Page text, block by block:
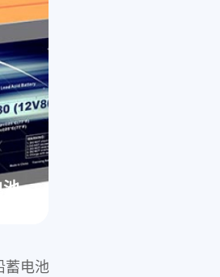
，已完成产品
场景应用验证
，-20 ℃放电
，十大安全检
环寿命在1万次
和经济性都超
铁锂超低温技术，打破行业瓶颈，
低温容量保持>90%
持>90%
能、军工、航空航天等极限条件领域
蓄电池